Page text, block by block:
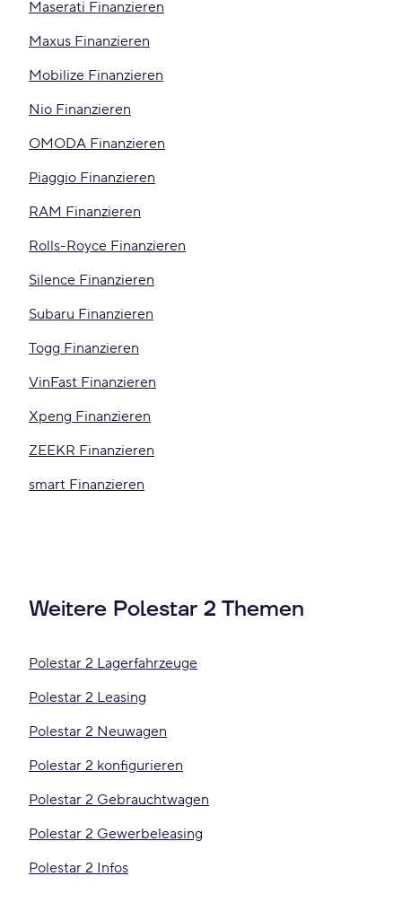
Maserati Finanzieren
Maxus Finanzieren
Mobilize Finanzieren
Nio Finanzieren
OMODA Finanzieren
Piaggio Finanzieren
RAM Finanzieren
Rolls-Royce Finanzieren
Silence Finanzieren
Subaru Finanzieren
Togg Finanzieren
VinFast Finanzieren
Xpeng Finanzieren
ZEEKR Finanzieren
smart Finanzieren
Weitere Polestar 2 Themen
Polestar 2 Lagerfahrzeuge
Polestar 2 Leasing
Polestar 2 Neuwagen
Polestar 2 konfigurieren
Polestar 2 Gebrauchtwagen
Polestar 2 Gewerbeleasing
Polestar 2 Infos